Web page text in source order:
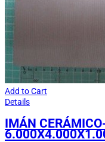
Add to Cart
Details
IMÁN